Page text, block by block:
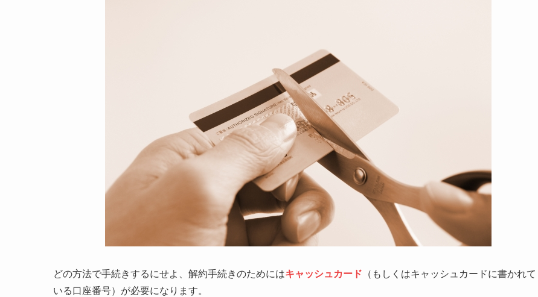
どの方法で手続きするにせよ、解約手続きのためにはキャッシュカード （もしくはキャッシュカードに書かれて
いる口座番号）が必要になります。